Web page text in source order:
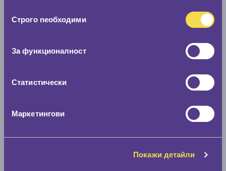
наСтрого nеобходими
За функционалност
Статистически
Маркетингови
Покажи детайли
Скоростомер при 100